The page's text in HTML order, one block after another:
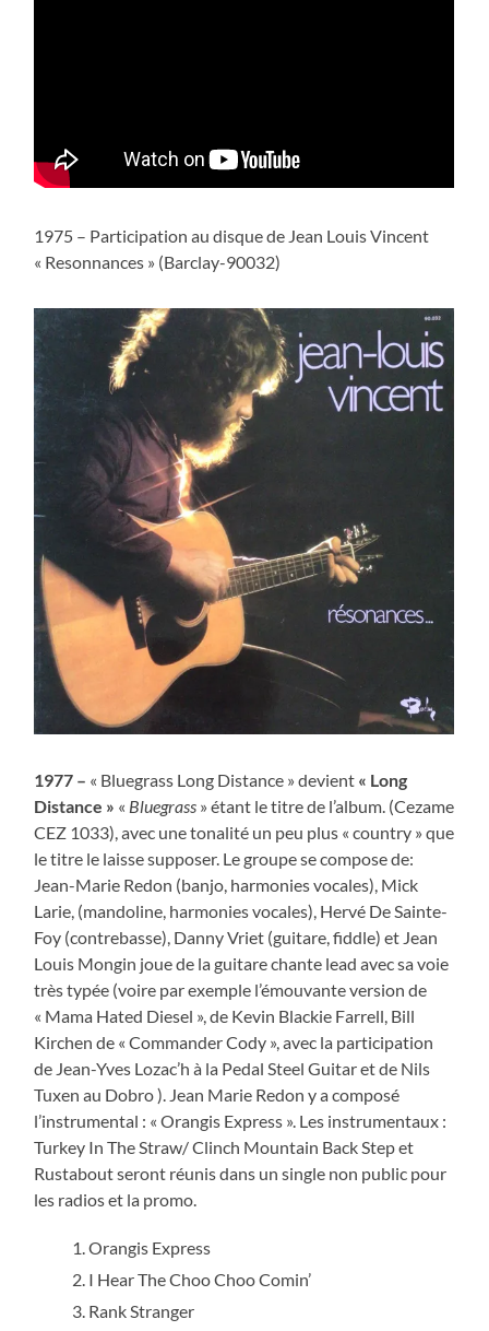
1975 – Participation au disque de Jean Louis Vincent
« Resonnances » (Barclay-90032)
1977 – « Bluegrass Long Distance » devient « Long
Distance » « Bluegrass » étant le titre de l’album. (Cezame
CEZ 1033), avec une tonalité un peu plus « country » que
le titre le laisse supposer. Le groupe se compose de:
Jean-Marie Redon (banjo, harmonies vocales), Mick
Larie, (mandoline, harmonies vocales), Hervé De Sainte-
Foy (contrebasse), Danny Vriet (guitare, fiddle) et Jean
Louis Mongin joue de la guitare chante lead avec sa voie
très typée (voire par exemple l’émouvante version de
« Mama Hated Diesel », de Kevin Blackie Farrell, Bill
Kirchen de « Commander Cody », avec la participation
de Jean-Yves Lozac’h à la Pedal Steel Guitar et de Nils
Tuxen au Dobro ). Jean Marie Redon y a composé
l’instrumental : « Orangis Express ». Les instrumentaux :
Turkey In The Straw/ Clinch Mountain Back Step et
Rustabout seront réunis dans un single non public pour
les radios et la promo.
Orangis Express
I Hear The Choo Choo Comin’
Rank Stranger